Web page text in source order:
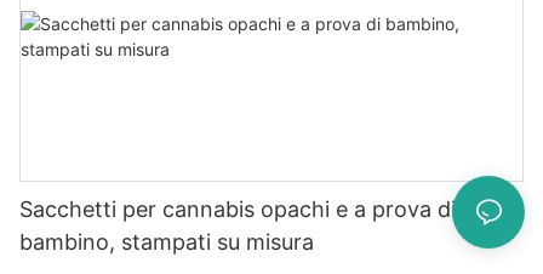
Sacchetti per cannabis opachi e a prova di
bambino, stampati su misura